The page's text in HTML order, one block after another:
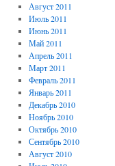
Август 2011
Июль 2011
Июнь 2011
Май 2011
Апрель 2011
Март 2011
Февраль 2011
Январь 2011
Декабрь 2010
Ноябрь 2010
Октябрь 2010
Сентябрь 2010
Август 2010